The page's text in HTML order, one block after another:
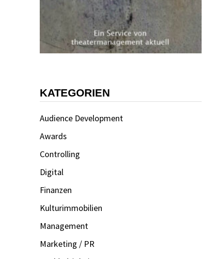
KATEGORIEN
Audience Development
Awards
Controlling
Digital
Finanzen
Kulturimmobilien
Management
Marketing / PR